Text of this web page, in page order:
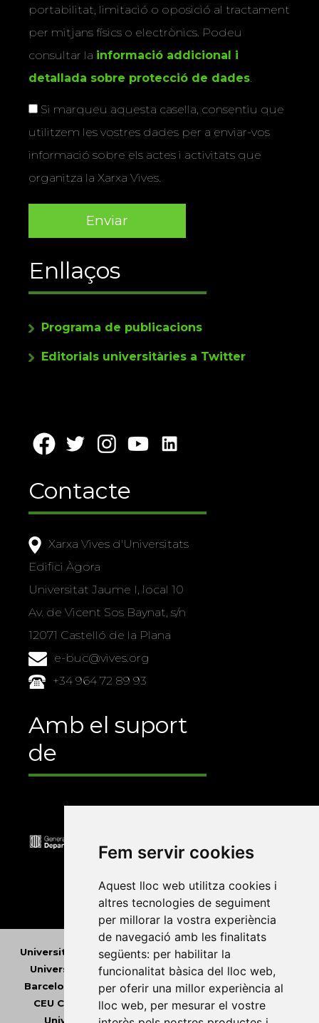
Fem servir cookies
Aquest lloc web utilitza cookies i
altres tecnologies de seguiment
per millorar la vostra experiència
de navegació amb les finalitats
següents: per habilitar la
funcionalitat bàsica del lloc web,
per oferir una millor experiència al
lloc web, per mesurar el vostre
portabilitat, limitació o oposició al tractament
per mitjans físics o electrònics. Podeu
consultar la informació addicional i
detallada sobre protecció de dades
Si marqueu aquesta casella, consentiu que
utilitzem les vostres dades per a enviar-vos
informació sobre els actes i activitats que
organitza la Xarxa Vives.
Enllaços
Programa de publicacions
Editorials universitàries a Twitter
Contacte
Xarxa Vives d'Universitats
Edifici Àgora
Universitat Jaume I, local 10
Av. de Vicent Sos Baynat, s/n
12071 Castelló de la Plana
e-buc@vives.org
+34 964 72 89 93
Amb el suport
de
Universitat Abat Oliba CEU•Universitat d'Alacant
Universitat d'Andorra•Universitat Autònoma de
Barcelona
Universitat de Barcelona•Universitat
CEU Cardenal Herrera
•Universitat de Girona
Universitat de les Illes Balears•Universitat